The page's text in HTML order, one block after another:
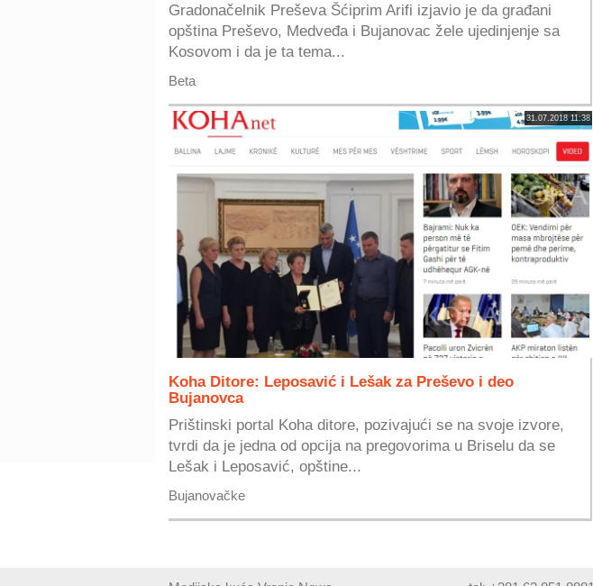
Gradonačelnik Preševa Šćiprim Arifi izjavio je da građani
opština Preševo, Medveđa i Bujanovac žele ujedinjenje sa
Kosovom i da je ta tema...
Beta
31.07.2018 11:38
Koha Ditore: Leposavić i Lešak za Preševo i deo
Bujanovca
Prištinski portal Koha ditore, pozivajući se na svoje izvore,
tvrdi da je jedna od opcija na pregovorima u Briselu da se
Lešak i Leposavić, opštine...
Bujanovačke